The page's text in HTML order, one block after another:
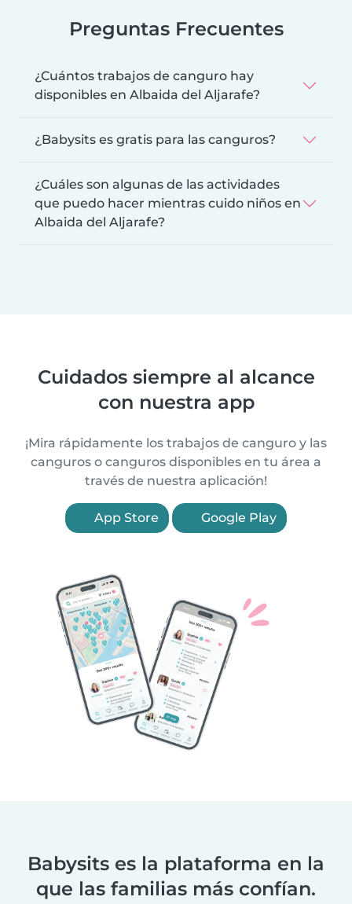
Preguntas Frecuentes
¿Cuántos trabajos de canguro hay
disponibles en Albaida del Aljarafe?
¿Babysits es gratis para las canguros?
¿Cuáles son algunas de las actividades
que puedo hacer mientras cuido niños en
Albaida del Aljarafe?
Cuidados siempre al alcance
con nuestra app
¡Mira rápidamente los trabajos de canguro y las
canguros o canguros disponibles en tu área a
través de nuestra aplicación!
App Store Google Play
Babysits es la plataforma en la
que las familias más confían.